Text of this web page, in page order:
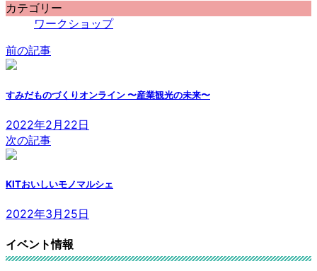
カテゴリー
ワークショップ
前の記事
すみだものづくりオンライン 〜産業観光の未来〜
2022年2月22日
次の記事
KITおいしいモノマルシェ
2022年3月25日
イベント情報